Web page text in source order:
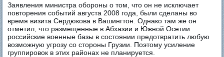
Заявления министра обороны о том, что он не исключает
повторения событий августа 2008 года, были сделаны во
время визита Сердюкова в Вашингтон. Однако там же он
отметил, что размещенные в Абхазии и Южной Осетии
российские военные базы в состоянии предотвратить любую
возможную угрозу со стороны Грузии. Поэтому усиление
группировок в этих районах не планируется.